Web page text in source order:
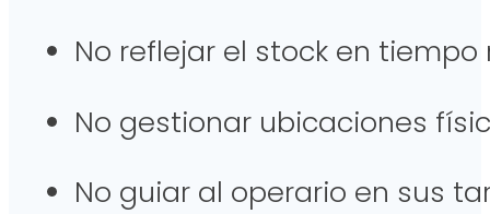
No reflejar el stock en
No gestionar ubicaciones
No guiar al operario en sus